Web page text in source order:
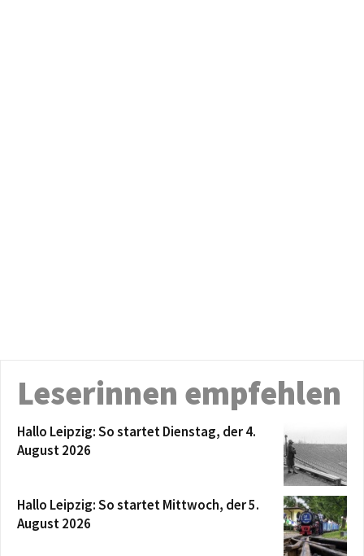
Leserinnen empfehlen
Hallo Leipzig: So startet Dienstag, der 4.
August 2026
Hallo Leipzig: So startet Mittwoch, der 5.
August 2026